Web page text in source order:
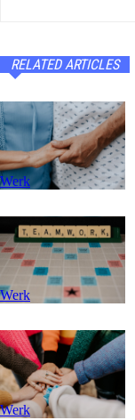
RELATED ARTICLES
Werk
Werk
Werk